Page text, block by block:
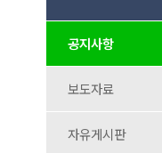
공지사항
보도자료
자유게시판